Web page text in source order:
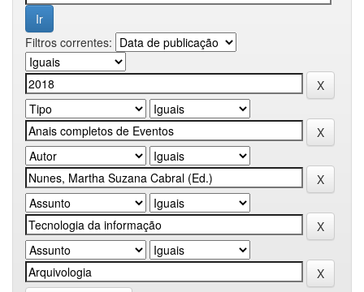
Filtros correntes: